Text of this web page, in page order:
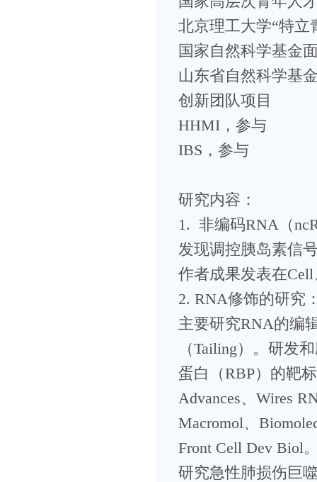
北京理工大学“特立
国家自然科学基金
山东省自然科学基
创新团队项目
HHMI，参与
IBS，参与
研究内容：
1. 非编码RNA（
发现调控胰岛素信
作者成果发表在
2. RNA修饰的研究
主要研究RNA的编
（Tailing）。研发
蛋白（RBP）的靶
Advances、Wires
Macromol、
Front Cell Dev Biol
研究急性肺损伤巨